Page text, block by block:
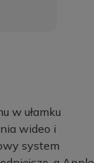
w ułamku
wideo i
system